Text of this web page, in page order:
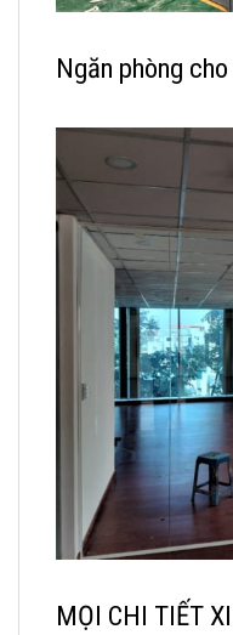
Ngăn phòng
MỌI CHI TIẾT